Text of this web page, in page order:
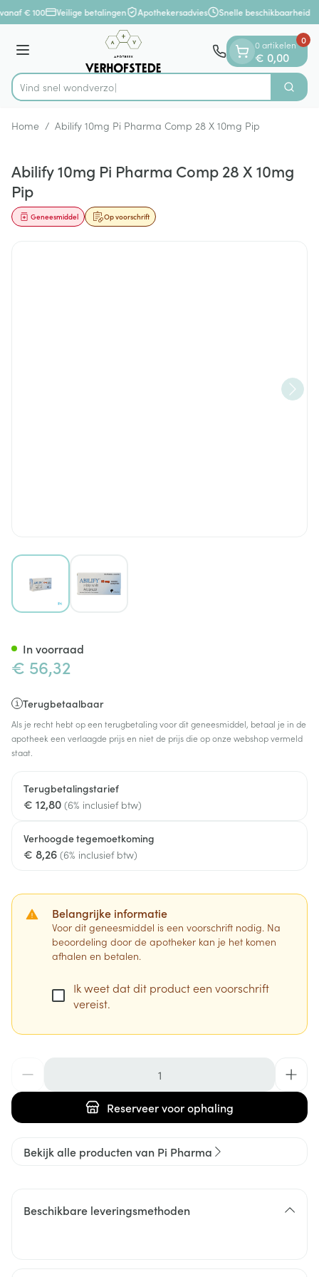
Ga naar de inhoud
1 van 1
€ 100 Veilige betalingen Apothekersadvies Snelle beschikbaarheid
Menu
Product, merk, categorie...
Vind snel Zoek
0 artikelen
€ 0,00
0
Home / Abilify 10mg Pi Pharma Comp 28 X 10mg Pip
Abilify 10mg Pi Pharma Comp 28 X 10mg
Pip
Op voorschrift
Geneesmiddel
View larger image
€ 56,32
Terugbetaalbaar
Als je recht hebt op een terugbetaling voor dit geneesmiddel, betaal je in de
apotheek een verlaagde prijs en niet de prijs die op onze webshop vermeld
staat.
Terugbetalingstarief
€ 12,80 (6% inclusief btw)
Verhoogde tegemoetkoming
€ 8,26 (6% inclusief btw)
Belangrijke informatie
Voor dit geneesmiddel is een voorschrift nodig. Na
beoordeling door de apotheker kan je het komen
afhalen en betalen.
Ik weet dat dit product een voorschrift
vereist.
Reserveervoor ophaling
In voorraad
Bekijk alle producten van Pi Pharma
Beschikbare leveringsmethoden